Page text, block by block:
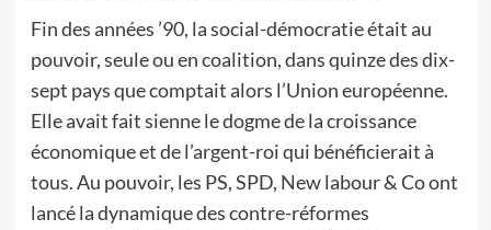
Fin des années ’90, la social-démocratie était au
pouvoir, seule ou en coalition, dans quinze des dix-
sept pays que comptait alors l’Union européenne.
Elle avait fait sienne le dogme de la croissance
économique et de l’argent-roi qui bénéficierait à
tous. Au pouvoir, les PS, SPD, New labour & Co ont
lancé la dynamique des contre-réformes